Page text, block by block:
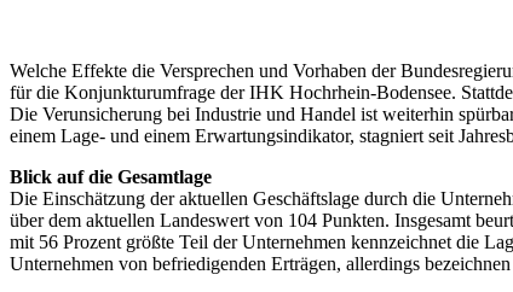
Welche Effekte die Versprechen und Vorhaben der
für die Konjunkturumfrage der IHK Hochrhein-Bodensee.
Die Verunsicherung bei Industrie und Handel ist weiterhin
einem Lage- und einem Erwartungsindikator, stagniert seit
Blick auf die Gesamtlage
Die Einschätzung der aktuellen Geschäftslage durch die
über dem aktuellen Landeswert von 104 Punkten. Insgesamt
mit 56 Prozent größte Teil der Unternehmen kennzeichnet die
Unternehmen von befriedigenden Erträgen, allerdings